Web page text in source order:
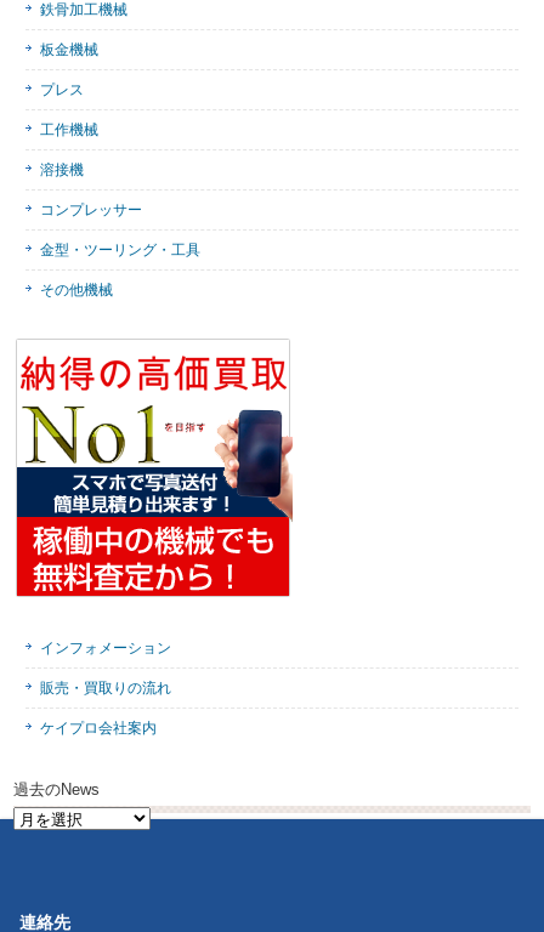
鉄骨加工機械
板金機械
プレス
工作機械
溶接機
コンプレッサー
金型・ツーリング・工具
その他機械
インフォメーション
販売・買取りの流れ
ケイプロ会社案内
過去のNews
過
連絡先